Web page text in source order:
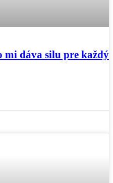
mi dáva silu pre každý